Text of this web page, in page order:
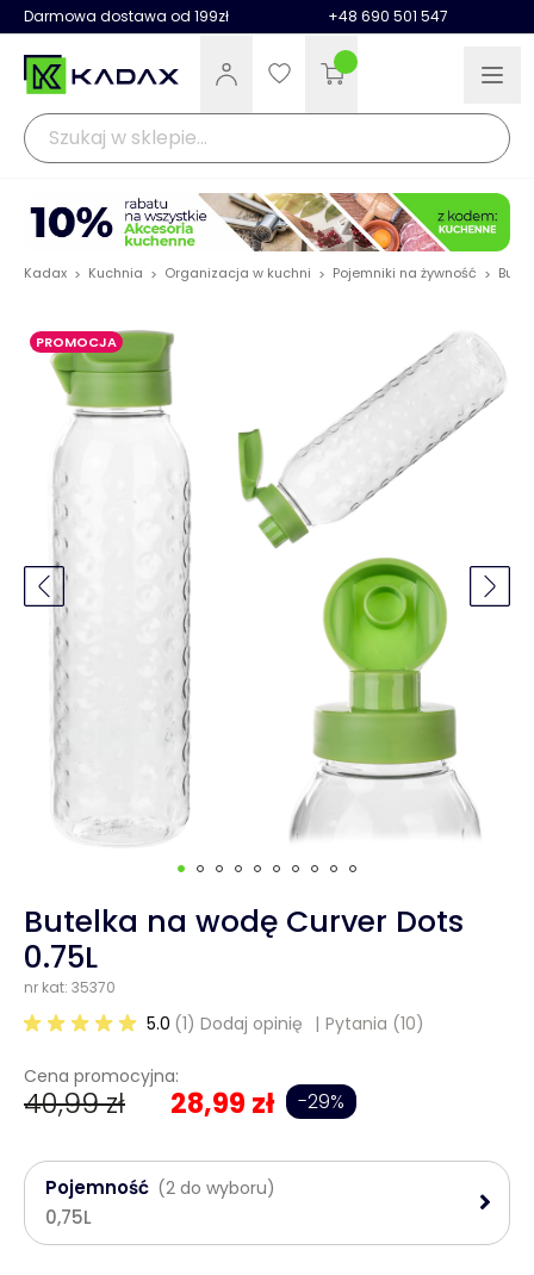
Darmowa dostawa od 199zł +48 690 501 547
Kadax > Kuchnia > Organizacja w kuchni > Pojemniki na żywność >
PROMOCJA
Butelka na wodę Curver Dots
0.75L
nr kat: 35370
5.0 (1) Dodaj opinię Pytania (10)
Cena promocyjna:
40,99 zł 28,99 zł -29%
Pojemność (2 do wyboru)
0,75L